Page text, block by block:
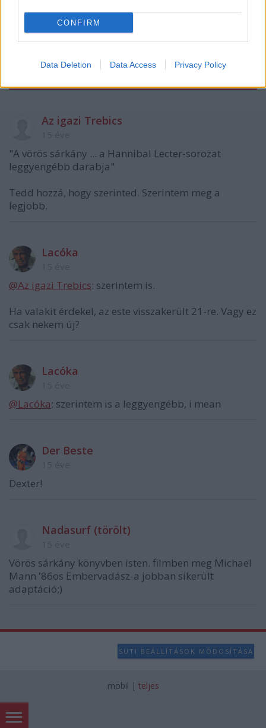
CONFIRM
Data Deletion Data Access Privacy Policy
VAGY
Az igazi Trebics
"A vörös sárkány ... a Hannibal Lecter-sorozat
leggyengébb darabja"
Tedd hozzá, hogy szerinted. Szerintem meg a
legjobb.
Lacóka
@Az igazi Trebics: szerintem is.
Ha valakit érdekel, az este visszakerült 21-re. Vagy ez
csak nekem új?
Lacóka
@Lacóka: szerintem is a leggyengébb, i mean
Der Beste
Dexter!
Nadasurf (törölt)
Vörös sárkány könyvben isten. filmben meg Michael
Mann '86os Embervadász-a jobban sikerült
adaptáció;)
SÜTI BEÁLLÍTÁSOK MÓDOSÍTÁSA
mobil | teljes